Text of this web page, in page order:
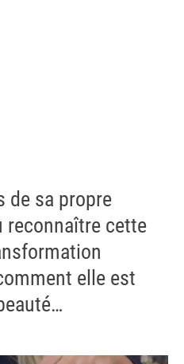
de sa propre
reconnaître cette
elle est